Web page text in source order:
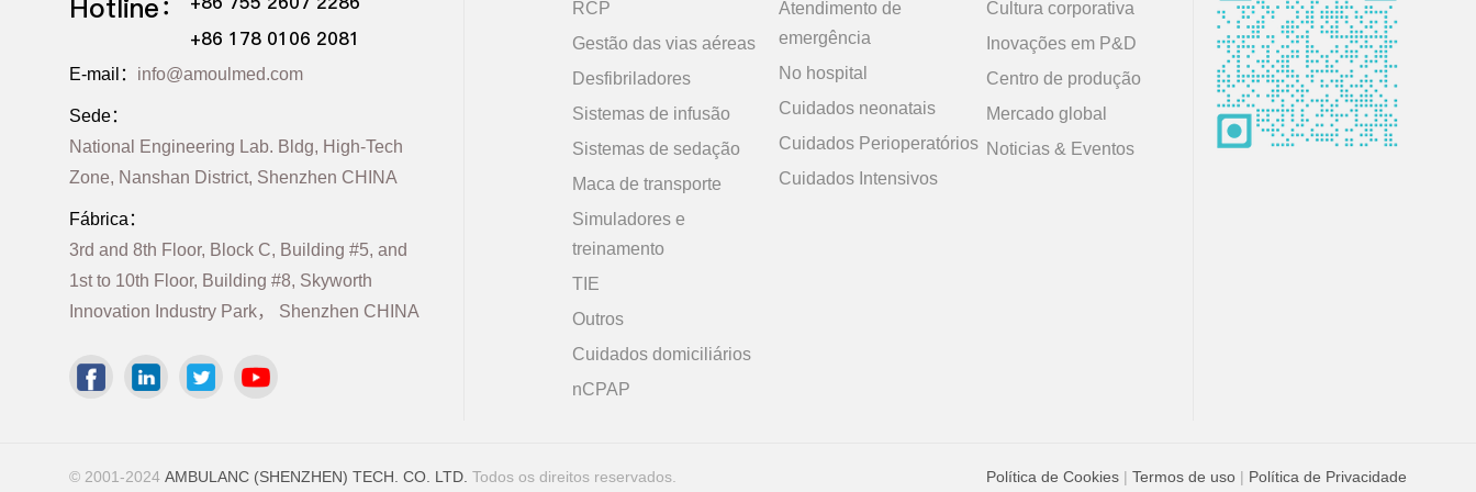
Hotline：
+86 178 0106 2081
E-mail： info@amoulmed.com
Sede：
National Engineering Lab. Bldg, High-Tech
Zone, Nanshan District, Shenzhen CHINA
Fábrica：
3rd and 8th Floor, Block C, Building #5, and
1st to 10th Floor, Building #8, Skyworth
Innovation Industry Park， Shenzhen CHINA
RCP
Gestão das vias aéreas
Desfibriladores
Sistemas de infusão
Sistemas de sedação
Maca de transporte
Simuladores e
treinamento
TIE
Outros
Cuidados domiciliários
nCPAP
Atendimento de
emergência
No hospital
Cuidados neonatais
Cuidados Perioperatórios
Cuidados Intensivos
Cultura corporativa
Inovações em P&D
Centro de produção
Mercado global
Noticias & Eventos
© 2001-2024AMBULANC (SHENZHEN) TECH. CO. LTD. Todos os direitos reservados. Política de Cookies| Termos de uso| Política de Privacidade